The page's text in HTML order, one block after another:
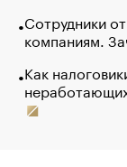
Сотрудники
компаниям.
Как